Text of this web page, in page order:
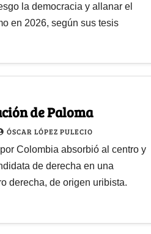
la democracia y allanar el
en 2026, según sus tesis
de Paloma
ÓSCAR LÓPEZ PULECIO
Colombia absorbió al centro y
de derecha en una
derecha, de origen uribista.